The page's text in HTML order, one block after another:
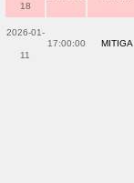
18
2026-01-
11
17:00:00 MITIGA